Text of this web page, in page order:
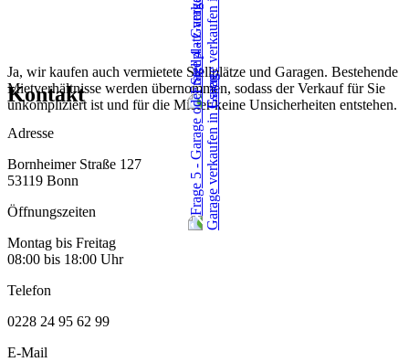
Ja, wir kaufen auch vermietete Stellplätze und Garagen. Bestehende
Mietverhältnisse werden übernommen, sodass der Verkauf für Sie
unkompliziert ist und für die Mieter keine Unsicherheiten entstehen.
Kontakt
Adresse
Bornheimer Straße 127
53119 Bonn
Öffnungszeiten
Montag bis Freitag
08:00 bis 18:00 Uhr
Telefon
0228 24 95 62 99
E-Mail